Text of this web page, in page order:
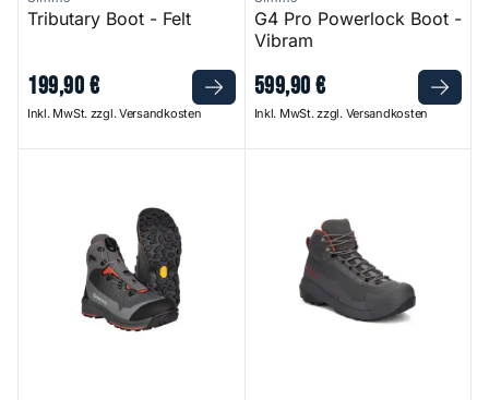
Tributary Boot - Felt
199,90€
Inkl. MwSt. zzgl. Versandkosten
G4 Pro Powerlock Boot -
Vibram
599,90€
Inkl. MwSt. zzgl. Versandkosten